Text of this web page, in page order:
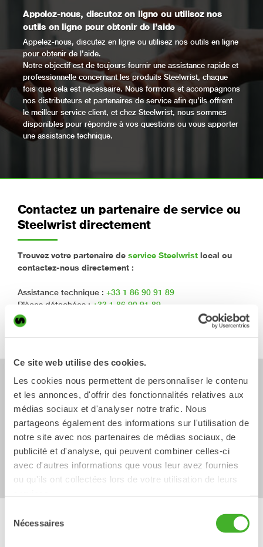
Ce site web utilise des cookies.
Les cookies nous permettent de personnaliser le contenu
et les annonces, d'offrir des fonctionnalités relatives aux
médias sociaux et d'analyser notre trafic. Nous
partageons également des informations sur l'utilisation de
notre site avec nos partenaires de médias sociaux, de
publicité et d'analyse, qui peuvent combiner celles-ci
avec d'autres informations que vous leur avez fournies
ou qu'ils ont collectées lors de votre utilisation de leurs
Nécessaires
Appelez-nous, discutez en ligne ou utilisez nos
outils en ligne pour obtenir de l’aide
Appelez-nous, discutez en ligne ou utilisez nos outils en ligne
pour obtenir de l’aide.
Notre objectif est de toujours fournir une assistance rapide et
professionnelle concernant les produits Steelwrist, chaque
fois que cela est nécessaire. Nous formons et accompagnons
nos distributeurs et partenaires de service afin qu’ils offrent
le meilleur service client, et chez Steelwrist, nous sommes
disponibles pour répondre à vos questions ou vous apporter
une assistance technique.
Contactez un partenaire de service ou
Steelwrist directement
Trouvez votre partenaire de service Steelwristlocal ou
contactez-nous directement :
Assistance technique : +33 1 86 90 91 89
Pièces détachées : +33 1 86 90 91 89
E-mail :
Du lundi au vendredi, de 8h00 à 16h00.
Discutez avec Steelwrist
Vous pouvez contacter le support central de Steelwrist via
le bouton vert situé en bas à droite de l’écran.
Le chat est
ouvert du lundi au vendredi de 8h00 à 16h00 CET.
Les
demandes soumises en dehors de ces heures recevront
une réponse par courriel.
Portail Steelwrist